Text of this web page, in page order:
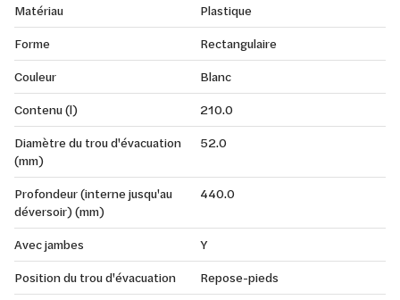
Matériau
Plastique
Forme
Rectangulaire
Couleur
Blanc
Contenu (l)
210.0
Diamètre du trou d'évacuation
(mm)
52.0
Profondeur (interne jusqu'au
déversoir) (mm)
440.0
Avec jambes
Y
Position du trou d'évacuation
Repose-pieds